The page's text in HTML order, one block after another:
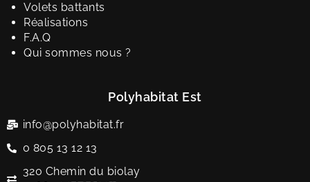
Volets battants
Réalisations
F.A.Q
Qui sommes nous ?
Polyhabitat Est
info@polyhabitat.fr
0 805 13 12 13
320 Chemin du biolay